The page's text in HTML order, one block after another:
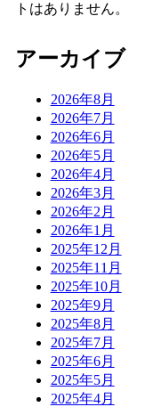
トはありません。
アーカイブ
2026年8月
2026年7月
2026年6月
2026年5月
2026年4月
2026年3月
2026年2月
2026年1月
2025年12月
2025年11月
2025年10月
2025年9月
2025年8月
2025年7月
2025年6月
2025年5月
2025年4月